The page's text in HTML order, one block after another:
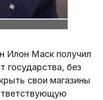
Илон Маск получил
государства, без
свои магазины